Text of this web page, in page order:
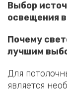
Выбор
освещения
Почему
лучшим
Для
является